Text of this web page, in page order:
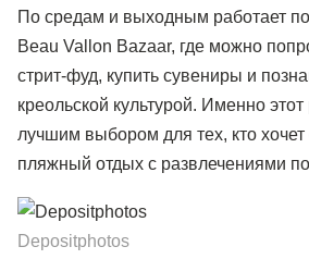
По средам и выходным работает
Beau Vallon Bazaar, где можно
стрит-фуд, купить сувениры и
креольской культурой. Именно этот
лучшим выбором для тех, кто хочет
пляжный отдых с развлечениями
Depositphotos